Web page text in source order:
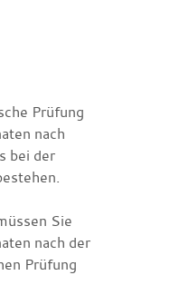
Prüfung
nach
bei der
Sie
nach der
Prüfung